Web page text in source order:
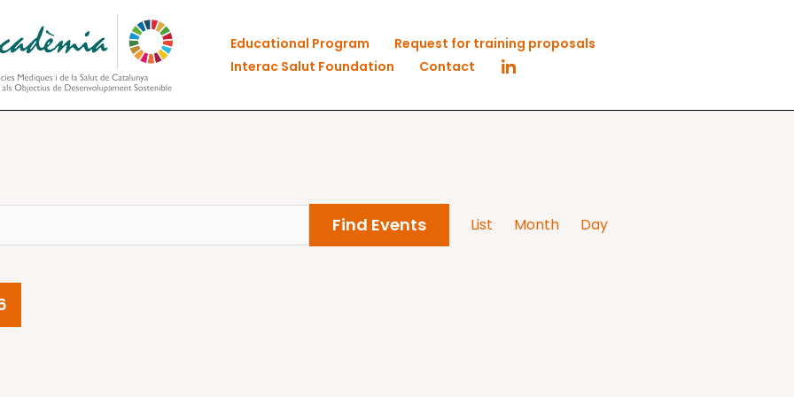
Educational Program
Request for training proposals
Interac Salut Foundation
Contact
Find Events
Views
List Month Day